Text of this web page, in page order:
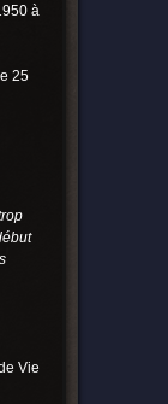
à
25
Vie